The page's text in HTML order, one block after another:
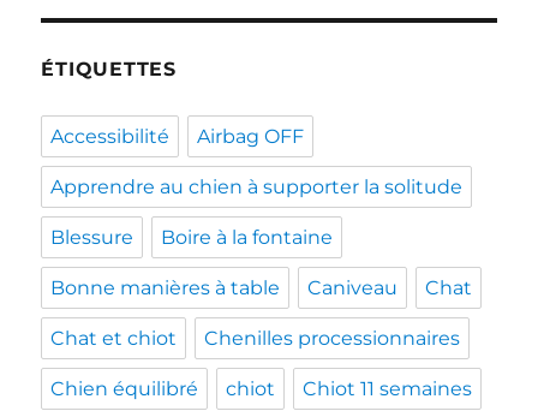
ÉTIQUETTES
Accessibilité Airbag OFF
Apprendre au chien à supporter la solitude
Blessure Boire à la fontaine
Bonne manières à table Caniveau Chat
Chat et chiot Chenilles processionnaires
Chien équilibré chiot Chiot 11 semaines